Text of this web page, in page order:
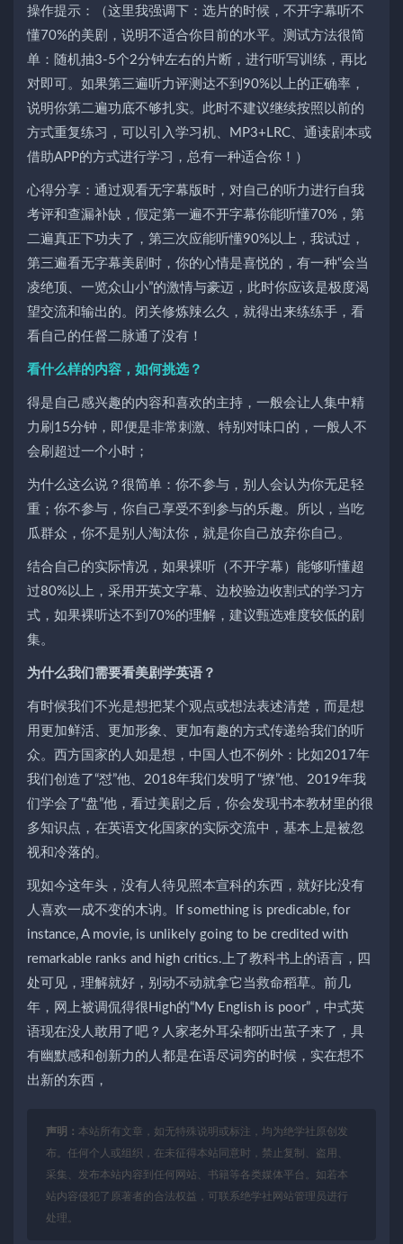
操作提示：（这里我强调下：选片的时候，不开字幕听不
懂70%的美剧，说明不适合你目前的水平。测试方法很简
单：随机抽3-5个2分钟左右的片断，进行听写训练，再比
对即可。如果第三遍听力评测达不到90%以上的正确率，
说明你第二遍功底不够扎实。此时不建议继续按照以前的
方式重复练习，可以引入学习机、MP3+LRC、通读剧本或
借助APP的方式进行学习，总有一种适合你！）
心得分享：通过观看无字幕版时，对自己的听力进行自我
考评和查漏补缺，假定第一遍不开字幕你能听懂70%，第
二遍真正下功夫了，第三次应能听懂90%以上，我试过，
第三遍看无字幕美剧时，你的心情是喜悦的，有一种“会当
凌绝顶、一览众山小”的激情与豪迈，此时你应该是极度渴
望交流和输出的。闭关修炼辣么久，就得出来练练手，看
看自己的任督二脉通了没有！
看什么样的内容，如何挑选？
得是自己感兴趣的内容和喜欢的主持，一般会让人集中精
力刷15分钟，即便是非常刺激、特别对味口的，一般人不
会刷超过一个小时；
为什么这么说？很简单：你不参与，别人会认为你无足轻
重；你不参与，你自己享受不到参与的乐趣。所以，当吃
瓜群众，你不是别人淘汰你，就是你自己放弃你自己。
结合自己的实际情况，如果裸听（不开字幕）能够听懂超
过80%以上，采用开英文字幕、边校验边收割式的学习方
式，如果裸听达不到70%的理解，建议甄选难度较低的剧
集。
为什么我们需要看美剧学英语？
有时候我们不光是想把某个观点或想法表述清楚，而是想
用更加鲜活、更加形象、更加有趣的方式传递给我们的听
众。西方国家的人如是想，中国人也不例外：比如2017年
我们创造了“怼”他、2018年我们发明了“撩”他、2019年我
们学会了“盘”他，看过美剧之后，你会发现书本教材里的很
多知识点，在英语文化国家的实际交流中，基本上是被忽
视和冷落的。
现如今这年头，没有人待见照本宣科的东西，就好比没有
人喜欢一成不变的木讷。If something is predicable, for
instance, A movie, is unlikely going to be credited with
remarkable ranks and high critics.上了教科书上的语言，四
处可见，理解就好，别动不动就拿它当救命稻草。前几
年，网上被调侃得很High的“My English is poor”，中式英
语现在没人敢用了吧？人家老外耳朵都听出茧子来了，具
有幽默感和创新力的人都是在语尽词穷的时候，实在想不
出新的东西，
声明： 本站所有文章，如无特殊说明或标注，均为绝学社原创发
布。任何个人或组织，在未征得本站同意时，禁止复制、盗用、
采集、发布本站内容到任何网站、书籍等各类媒体平台。如若本
站内容侵犯了原著者的合法权益，可联系绝学社网站管理员进行
处理。